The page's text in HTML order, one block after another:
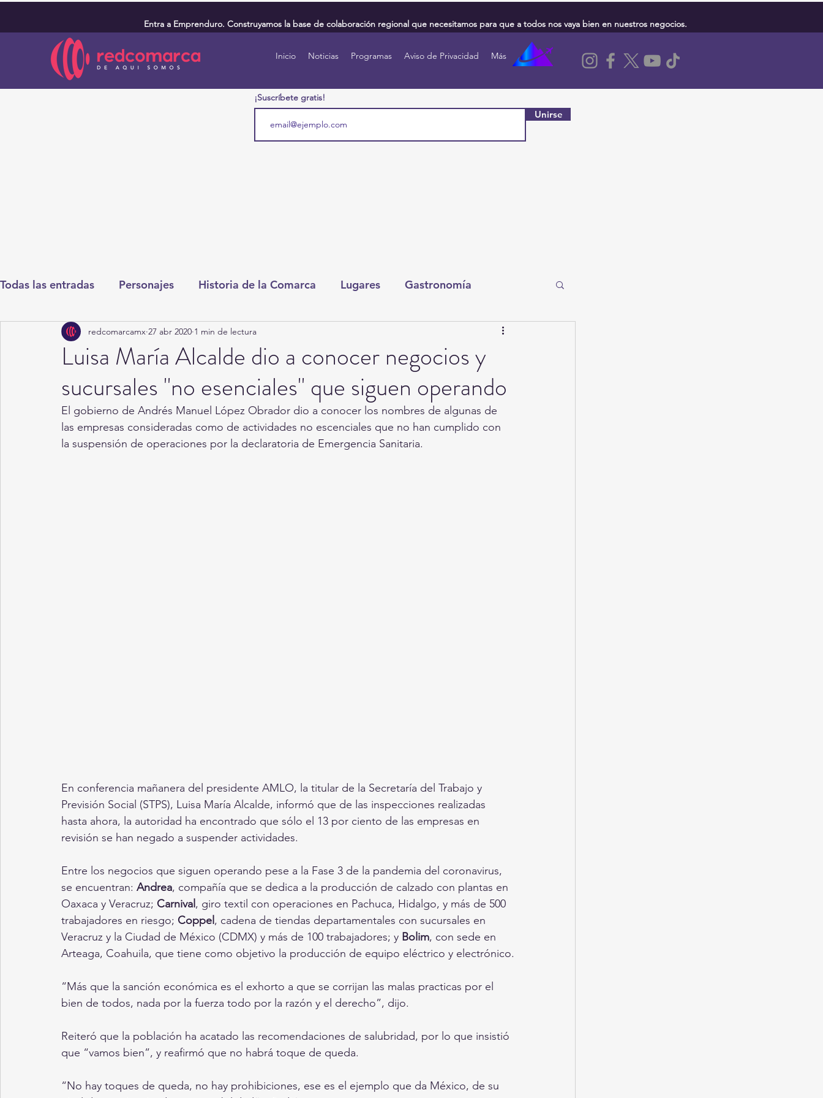
Entra a Emprenduro. Construyamos la base de colaboración regional que necesitamos para que a todos nos vaya bien en nuestros negocios.
Inicio Noticias Programas Aviso de Privacidad Más
¡Suscríbete gratis!
Unirse
Todas las entradas Personajes Historia de la Comarca Lugares Gastronomía
Deportes Salud Entretenimiento Torreón
Round Cero Columnistas CDMX Nacionales Internacionales Tecnología
Chismes Qué Curioso Gómez Palacio Comics Derechairos Fragmentos de la Historia
Luisa María Alcalde dio a conocer negocios y
sucursales "no esenciales" que siguen operando
redcomarcamx 27 abr 2020 1 min de lectura
El gobierno de Andrés Manuel López Obrador dio a conocer los nombres de algunas de
las empresas consideradas como de actividades no escenciales que no han cumplido con
la suspensión de operaciones por la declaratoria de Emergencia Sanitaria.
En conferencia mañanera del presidente AMLO, la titular de la Secretaría del Trabajo y
Previsión Social (STPS), Luisa María Alcalde, informó que de las inspecciones realizadas
hasta ahora, la autoridad ha encontrado que sólo el 13 por ciento de las empresas en
revisión se han negado a suspender actividades.
Entre los negocios que siguen operando pese a la Fase 3 de la pandemia del coronavirus,
se encuentran: Andrea, compañía que se dedica a la producción de calzado con plantas en
Oaxaca y Veracruz; Carnival , giro textil con operaciones en Pachuca, Hidalgo, y más de 500
trabajadores en riesgo; Coppel , cadena de tiendas departamentales con sucursales en
Veracruz y la Ciudad de México (CDMX) y más de 100 trabajadores; y Bolim, con sede en
Arteaga, Coahuila, que tiene como objetivo la producción de equipo eléctrico y electrónico.
“Más que la sanción económica es el exhorto a que se corrijan las malas practicas por el
bien de todos, nada por la fuerza todo por la razón y el derecho”, dijo.
Reiteró que la población ha acatado las recomendaciones de salubridad, por lo que insistió
que “vamos bien”, y reafirmó que no habrá toque de queda.
“No hay toques de queda, no hay prohibiciones, ese es el ejemplo que da México, de su